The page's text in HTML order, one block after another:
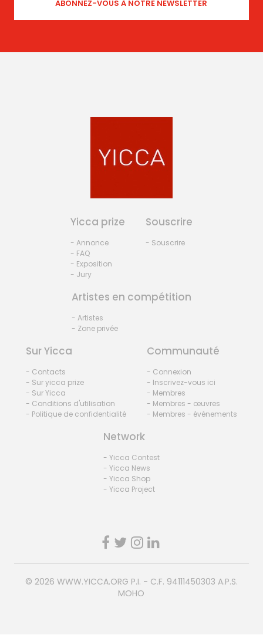
Yicca prize
- Annonce
- FAQ
- Exposition
- Jury
Souscrire
- Souscrire
Artistes en compétition
- Artistes
- Zone privée
Sur Yicca
- Contacts
- Sur yicca prize
- Sur Yicca
- Conditions d'utilisation
- Politique de confidentialité
Communauté
- Connexion
- Inscrivez-vous ici
- Membres
- Membres - œuvres
- Membres - événements
Network
- Yicca Contest
- Yicca News
- Yicca Shop
- Yicca Project
© 2026 WWW.YICCA.ORG P.I. - C.F. 94111450303 A.P.S.
MOHO